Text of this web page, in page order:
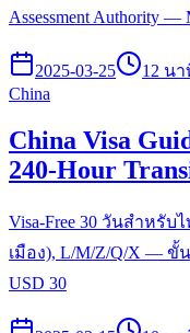
Assessment Authority —
2025-03-25
12 นา
China
China Visa
240-Hour
Visa-Free 30 วันสำหรับไ
เมือง), L/M/Z/Q/X — ขั้
USD 30